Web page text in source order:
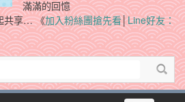
滿滿的回憶
共享… 《加入粉絲團搶先看│Line好友：